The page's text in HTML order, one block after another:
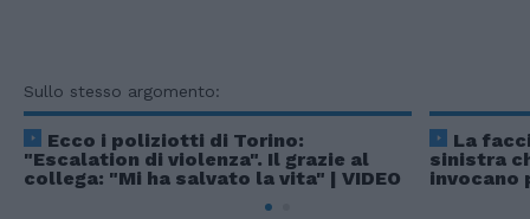
Sullo stesso argomento:
Ecco i poliziotti di Torino:
"Escalation di violenza". Il grazie al
collega: "Mi ha salvato la vita" | VIDEO
La
sinistra
invocano